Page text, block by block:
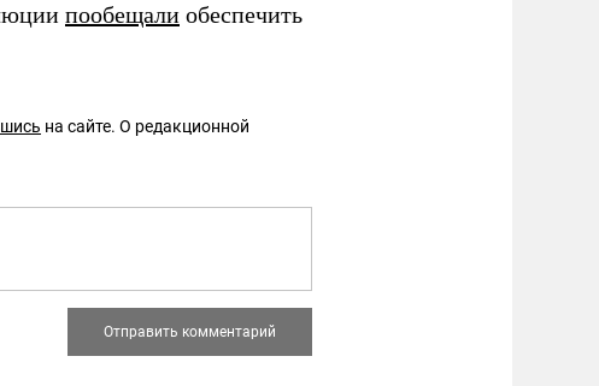
пообещали обеспечить
на сайте. О редакционной